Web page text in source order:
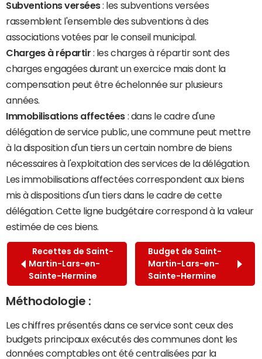
Subventions versées: les subventions versées
rassemblent l'ensemble des subventions à des
associations votées par le conseil municipal.
Charges à répartir : les charges à répartir sont des
charges engagées durant un exercice mais dont la
compensation peut être échelonnée sur plusieurs
années.
Immobilisations affectées : dans le cadre d'une
délégation de service public, une commune peut mettre
à la disposition d'un tiers un certain nombre de biens
nécessaires à l'exploitation des services de la délégation.
Les immobilisations affectées correspondent aux biens
mis à dispositions d'un tiers dans le cadre de cette
délégation. Cette ligne budgétaire correspond à la valeur
estimée de ces biens.
Recettes de Saint-
Martin-Lars-en-
Sainte-Hermine
Budget de Saint-
Martin-Lars-en-
Sainte-Hermine
Méthodologie :
Les chiffres présentés dans ce service sont ceux des
budgets principaux exécutés des communes dont les
données comptables ont été centralisées par la